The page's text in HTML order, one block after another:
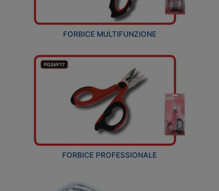
FORBICE MULTIFUNZIONE
FORBICE PROFESSIONALE